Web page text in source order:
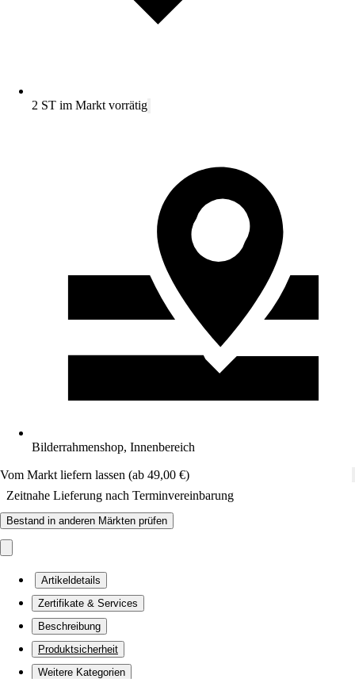
2 ST im Markt vorrätig
Bilderrahmenshop, Innenbereich
Vom Markt liefern lassen (ab 49,00 €)
Zeitnahe Lieferung nach Terminvereinbarung
Bestand in anderen Märkten prüfen
Artikeldetails
Zertifikate & Services
Beschreibung
Produktsicherheit
Weitere Kategorien